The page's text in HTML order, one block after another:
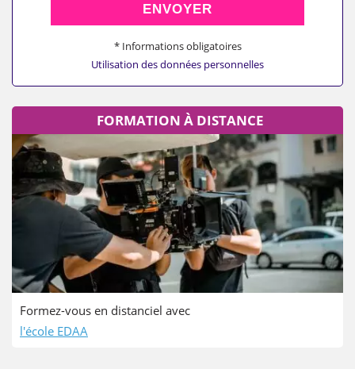
ENVOYER
* Informations obligatoires
Utilisation des données personnelles
FORMATION À DISTANCE
Formez-vous en distanciel avec
l'école EDAA